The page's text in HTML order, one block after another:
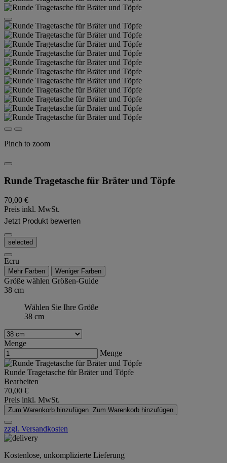
Pinch to zoom
Runde Tragetasche für Bräter und Töpfe
70,00 €
Preis inkl. MwSt.
Jetzt Produkt bewerten
selected
Ecru
Mehr Farben Weniger Farben
Größe wählen Größen-Guide
38 cm
Wählen Sie Ihre Größe
38 cm
Menge
Menge
Runde Tragetasche für Bräter und Töpfe
Bearbeiten
70,00 €
Preis inkl. MwSt.
Zum Warenkorb hinzufügen Zum Warenkorb hinzufügen
zzgl. Versandkosten
Kostenlose, unkomplizierte Lieferung